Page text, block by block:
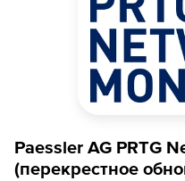
Paessler AG PRTG
(перекрестное